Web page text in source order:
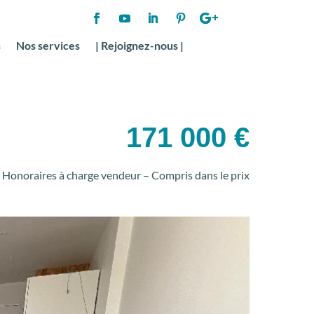
Nos services | Rejoignez-nous |
171 000 €
Honoraires à charge vendeur – Compris dans le prix